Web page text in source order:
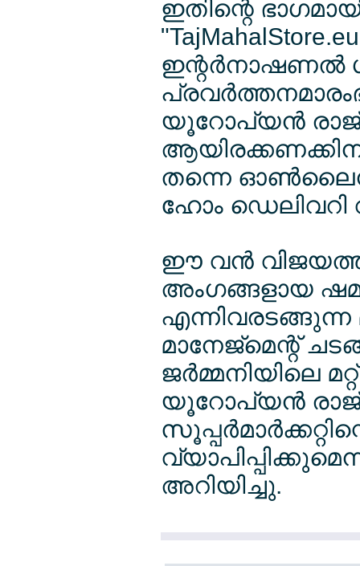
ഇതിന്റെ
ഇന്റര്‍നാഷണല്‍
യൂറോപ്യന്‍
ആയിരക്കണക്കിന്
തന്നെ
ഹോം ഡെലിവറി
ഈ വന്‍
അംഗങ്ങളായ
മാനേജ്മെന്റ്
ജര്‍മ്മനിയിലെ
യൂറോപ്യന്‍
അറിയിച്ചു.